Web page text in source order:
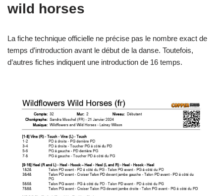
wild horses
La fiche technique officielle ne précise pas le nombre exact de
temps d’introduction avant le début de la danse. Toutefois,
d’autres fiches indiquent une introduction de 16 temps.